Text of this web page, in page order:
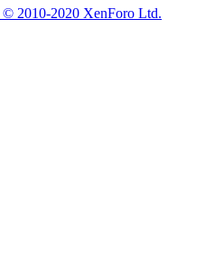
© 2010-2020 XenForo Ltd.